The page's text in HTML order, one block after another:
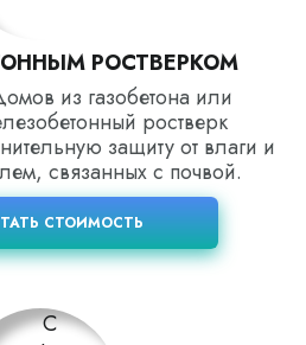
РОСТВЕРКОМ
из газобетона или
ростверк
защиту от влаги и
связанных с почвой.
СТОИМОСТЬ